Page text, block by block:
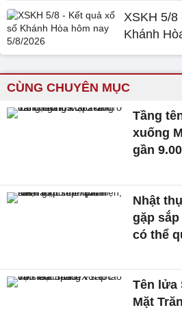
XSKH 5/8
Khánh
CÙNG CHUYÊN MỤC
Tầng
xuống
gần
Nhật
gặp
có thể
Tên lửa
Mặt